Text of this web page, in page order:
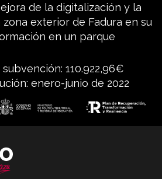
de la digitalización y la
exterior de Fadura en su
en un parque
110.922,96€
enero-junio de 2022